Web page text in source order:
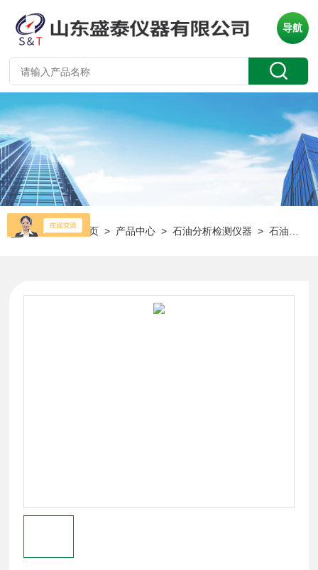
导航
当前位置：首页 > 产品中心 >石油分析检测仪器 >石油产品酸值测定仪